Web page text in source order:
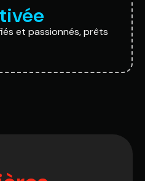
et passionnés, prêts